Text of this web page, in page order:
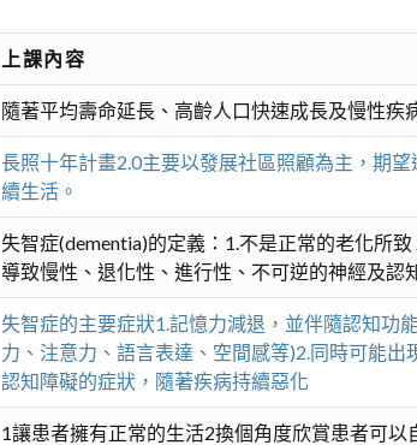
上課內容
隨著平均壽命延長、高齡人口快速成長及慢性疾
長照十年計畫2.0主要以發展社區照顧為主，期
續生活。
失智症(dementia)的定義：1.不是正常的老化所
導致慢性、退化性、進行性、不可逆的神經及認
失智症的主要症狀1.記憶力減退，並伴隨認知功
力、注意力、語言表達、空間感等)2.同時可能
認知障礙的症狀，隨著疾病持續惡化
1讓患者擁有正常的生活2換個角度欣賞患者可